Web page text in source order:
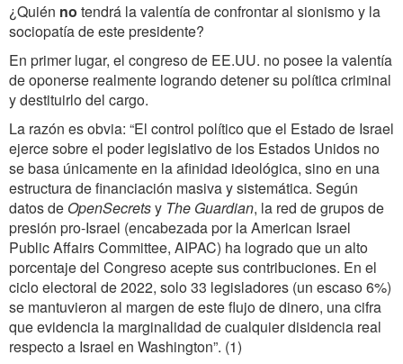
¿Quién no tendrá la valentía de confrontar al sionismo y la
sociopatía de este presidente?
En primer lugar, el congreso de EE.UU. no posee la valentía
de oponerse realmente logrando detener su política criminal
y destituirlo del cargo.
La razón es obvia: “El control político que el Estado de Israel
ejerce sobre el poder legislativo de los Estados Unidos no
se basa únicamente en la afinidad ideológica, sino en una
estructura de financiación masiva y sistemática. Según
datos de OpenSecretsy The Guardian, la red de grupos de
presión pro-Israel (encabezada por la American Israel
Public Affairs Committee, AIPAC) ha logrado que un alto
porcentaje del Congreso acepte sus contribuciones. En el
ciclo electoral de 2022, solo 33 legisladores (un escaso 6%)
se mantuvieron al margen de este flujo de dinero, una cifra
que evidencia la marginalidad de cualquier disidencia real
respecto a Israel en Washington”. (1)